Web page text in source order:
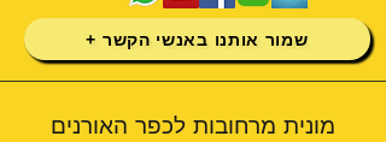
שמור אותנו באנשי הקשר +
מונית מרחובות לכפר האורנים